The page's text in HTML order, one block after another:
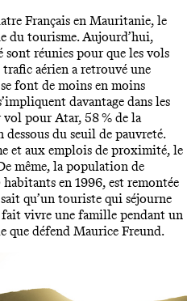
Français en Mauritanie, le
du tourisme. Aujourd’hui,
réunies pour que les vols
aérien a retrouvé une
font de moins en moins
davantage dans les
pour Atar, 58 % de la
du seuil de pauvreté.
et aux emplois de proximité, le
même, la population de
en 1996, est remontée
qu’un touriste qui séjourne
vivre une famille pendant un
que défend Maurice Freund.